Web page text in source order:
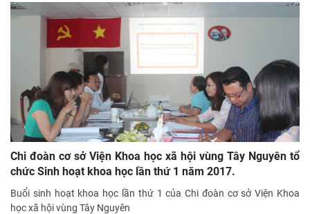
Chi đoàn cơ sở Viện Khoa học xã hội vùng Tây Nguyên tổ
chức Sinh hoạt khoa học lần thứ 1 năm 2017.
Buổi sinh hoạt khoa học lần thứ 1 của Chi đoàn cơ sở Viện Khoa
học xã hội vùng Tây Nguyên